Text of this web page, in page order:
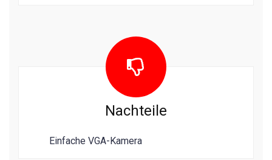
Nachteile
Einfache VGA-Kamera